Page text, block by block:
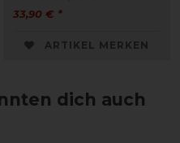
33,90 € *
ARTIKEL MERKEN
dich auch